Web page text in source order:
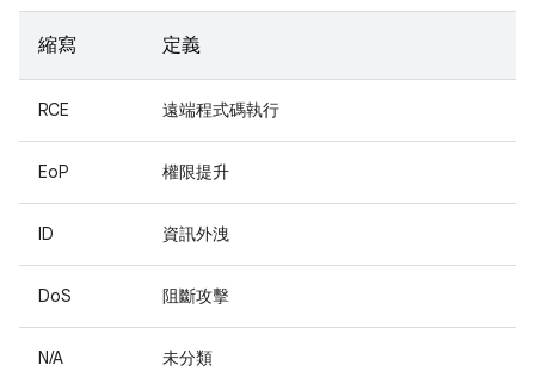
縮寫 定義
RCE 遠端程式碼執行
EoP 權限提升
ID 資訊外洩
DoS 阻斷攻擊
N/A 未分類